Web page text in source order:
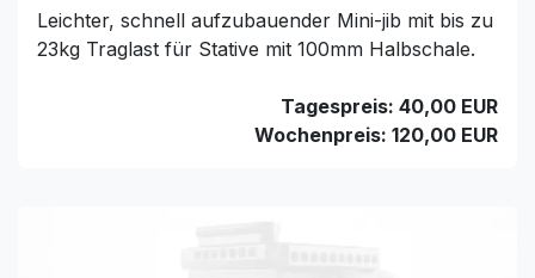
Leichter, schnell aufzubauender Mini-jib mit bis zu
23kg Traglast für Stative mit 100mm Halbschale.
Tagespreis: 40,00 EUR
Wochenpreis: 120,00 EUR